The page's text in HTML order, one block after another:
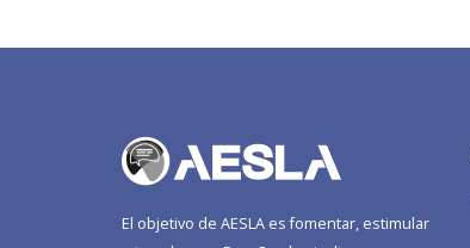
El objetivo de AESLA es fomentar, estimular